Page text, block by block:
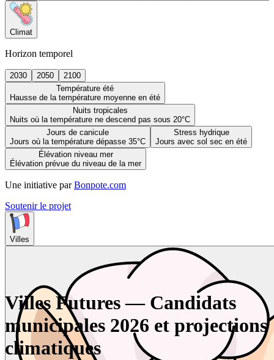
Climat
Horizon temporel
2030 2050
2100
Température été
Hausse de la température moyenne en été
Nuits tropicales
Nuits où la température ne descend pas sous 20°C
Jours de canicule
Jours où la température dépasse 35°C
Stress hydrique
Jours avec sol sec en été
Élévation niveau mer
Élévation prévue du niveau de la mer
Une initiative par Bonpote.com
Soutenir le projet
Villes
Villes Futures — Candidats
municipales 2026 et projections
climatiques